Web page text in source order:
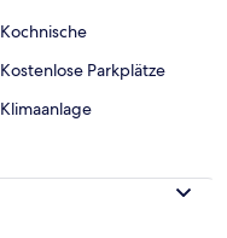
Kochnische
Kostenlose Parkplätze
Klimaanlage